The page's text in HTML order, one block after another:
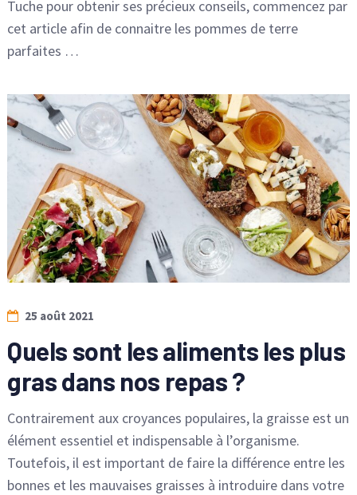
Tuche pour obtenir ses précieux conseils, commencez par
cet article afin de connaitre les pommes de terre
parfaites …
25 août 2021
Quels sont les aliments les plus
gras dans nos repas ?
Contrairement aux croyances populaires, la graisse est un
élément essentiel et indispensable à l’organisme.
Toutefois, il est important de faire la différence entre les
bonnes et les mauvaises graisses à introduire dans votre